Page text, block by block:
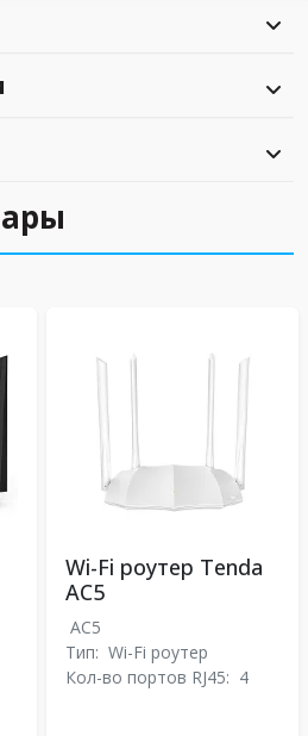
Wi-Fi роутер Tenda
AC5
AC5
Тип: Wi-Fi роутер
Кол-во портов RJ45: 4